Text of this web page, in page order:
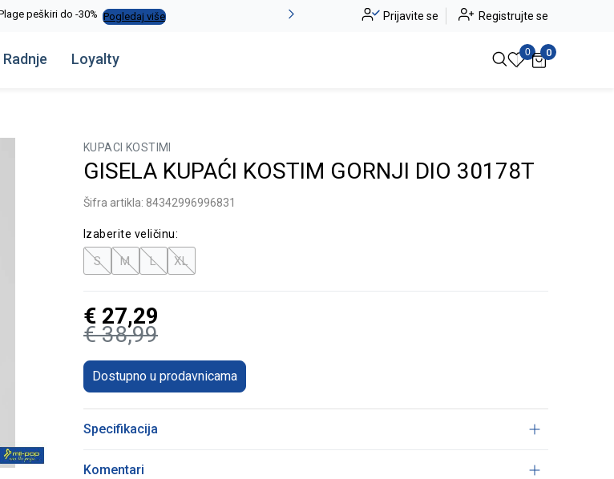
La Plage peškiri do -30% Pogledaj više Alma Ras do -50% Pogledaj više
Prijavite se Registrujte se
Radnje Loyalty 0 0
KUPACI KOSTIMI
GISELA KUPAĆI KOSTIM GORNJI DIO 30178T
Šifra artikla: 84342996996831
Izaberite veličinu:
S M L XL
€ 38,99
€ 27,29
Dostupno u prodavnicama
Specifikacija
Komentari